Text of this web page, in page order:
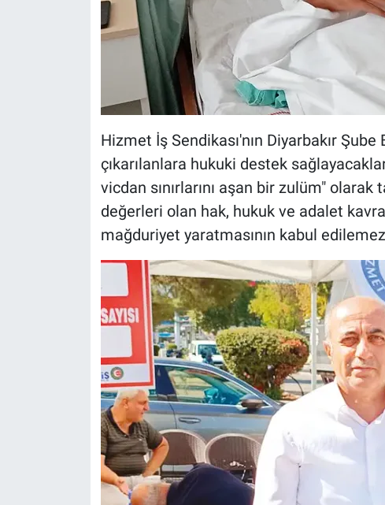
Hizmet İş Sendikası'nın Diyarbakır
çıkarılanlara hukuki destek
vicdan sınırlarını aşan bir zulüm"
değerleri olan hak, hukuk ve adalet
mağduriyet yaratmasının kabul